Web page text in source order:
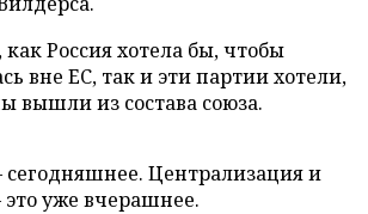
Россия хотела бы, чтобы
вне ЕС, так и эти партии хотели,
вышли из состава союза.
Централизация и
это уже вчерашнее.